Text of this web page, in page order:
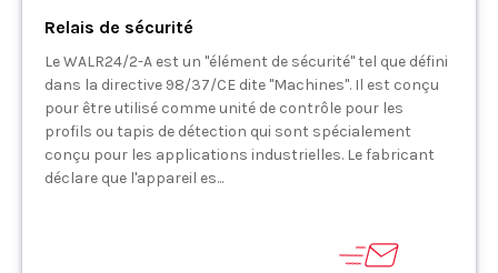
Relais de sécurité
Le WALR24/2-A est un "élément de sécurité" tel que défini
dans la directive 98/37/CE dite "Machines". Il est conçu
pour être utilisé comme unité de contrôle pour les
profils ou tapis de détection qui sont spécialement
conçu pour les applications industrielles. Le fabricant
déclare que l'appareil es...